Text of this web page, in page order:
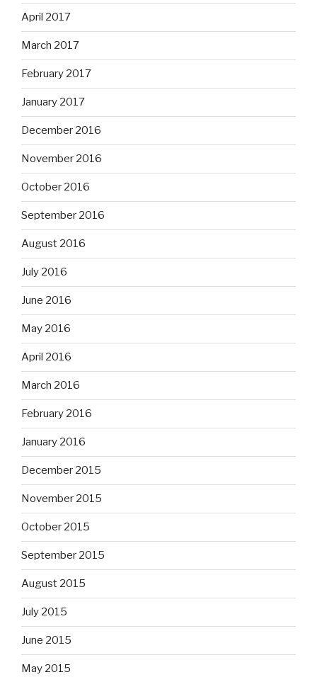
April 2017
March 2017
February 2017
January 2017
December 2016
November 2016
October 2016
September 2016
August 2016
July 2016
June 2016
May 2016
April 2016
March 2016
February 2016
January 2016
December 2015
November 2015
October 2015
September 2015
August 2015
July 2015
June 2015
May 2015